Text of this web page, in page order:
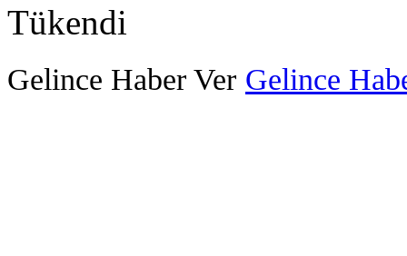
Tükendi
Gelince Haber Ver Gelince